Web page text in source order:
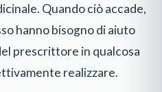
Quando ciò accade,
hanno bisogno di aiuto
prescrittore in qualcosa
realizzare.